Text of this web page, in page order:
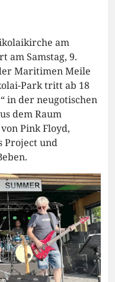
am
am Samstag, 9.
Maritimen Meile
Park tritt ab 18
in der neugotischen
dem Raum
Pink Floyd,
Project und